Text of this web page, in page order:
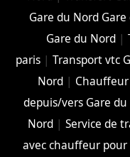
Gare du Nord Gare
Gare du Nord |
paris| Transport vtc
Nord|
depuis/vers Gare
Nord| Service de
avec chauffeur pour